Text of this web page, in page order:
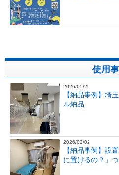
使用
2026/05/29
【納品事例】埼
ル納品
2026/02/02
【納品事例】設
に置けるの？」